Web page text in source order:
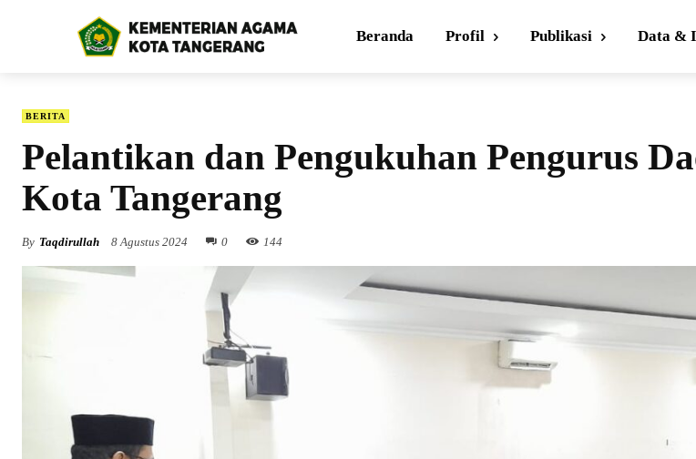
Beranda Profil Publikasi Data &
BERITA
Pelantikan dan Pengukuhan Pengurus
Kota Tangerang
By Taqdirullah 8 Agustus 2024 0 144